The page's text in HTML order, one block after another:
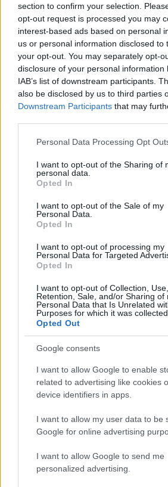
section to confirm your selection.
opt-out request is processed you may
interest-based ads based on personal
us or personal information disclosed to
your opt-out. You may separately opt-
disclosure of your personal information
IAB’s list of downstream participants.
also be disclosed by us to third parties
Downstream Participants that may
Please note that this website/app uses
not limited to your visit or usage
grant or deny consent to Google and
use your data for below specified
consent section.
Personal Data Processing Opt
I want to opt-out of the Sharing of
personal data.
Opted In
I want to opt-out of the Sale of my
Personal Data.
Opted In
I want to opt-out of processing my
Personal Data for Targeted
Opted In
I want to opt-out of Collection, Use,
Retention, Sale, and/or Sharing of
Personal Data that Is Unrelated
Purposes for which it was collected.
Opted Out
Google consents
I want to allow Google to enable
related to advertising like cookies
device identifiers in apps.
I want to allow my user data to be
Google for online advertising
I want to allow Google to send me
personalized advertising.
LEGFRISSEBB
Országos hírek
Megérkezett az
Aktuális
Paks II.: Mit jelent
árnyékában?
másodfokúra
HIRDETÉS
Paks II.: Mit jelent
mérföldköve a
árnyékában?